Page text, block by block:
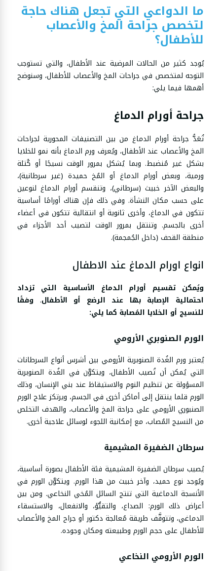
ما الدواعي التي تجعل هناك حاجة
لتخصص جراحة المخ والأعصاب
للأطفال؟
يُوجد كثير من الحالات المرضية عند الأطفال، والتي تستوجب
التوجه لمتخصص في جراحات المخ والأعصاب للأطفال، وسنوضح
أهمها فيما يلي:
جراحة أورام الدماغ
تُعَدُّ جراحة أورام الدماغ من بين التصنيفات المحورية لجراحات
المخ والأعصاب عند الأطفال، ويُعرف ورم الدماغ بأنه نمو للخلايا
بشكل غير مُنضبط. وبما يُشكل بمرور الوقت نسيجًا أو كُتلة
ورمية، وبعض أورام الدماغ أو المُخ حميدة (غير سرطانية)،
والبعض الآخر خبيث (سرطاني)، وتنقسم أورام الدماغ لنوعين
على حسب مكان النشأة. وفي ذلك فإن هناك أورامًا أساسية
تتكون في الدماغ، وأخرى ثانوية أو انتقالية تتكون في أعضاء
أخرى بالجسم. وتنتقل بمرور الوقت لتصيب أحد الأجزاء في
منطقة القحف (داخل الجُمجمة).
انواع اورام الدماغ عند الاطفال
ويُمكن تقسيم أورام الدماغ الأساسية التي تزداد
احتمالية الإصابة بها عند الرضع أو الأطفال. وفقًا
للنسيج أو الخلايا المُصابة كما يلي:
الورم الصنوبري الأرومي
يُعتبر ورم الغُدة الصنوبرية الأرومي بين أشرس أنواع السرطانات
التي يُمكن أن تُصيب الأطفال، ويتكوَّن في الغُدة الصنوبرية
المسؤولة عن تنظيم النوم والاستيقاظ عند بني الإنسان، وذلك
الورم قلما ينتقل إلى أماكن أخرى في الجسم، ويرتكز علاج الورم
الصنبوري الأرومي على جراحة المخ والأعصاب، والهدف التخلص
من النسيج المُصاب، مع إمكانية اللجوء لوسائل علاجية أخرى.
سرطان الضفيرة المشيمية
يُصيب سرطان الضفيرة المشيمية فئة الأطفال بصورة أساسية،
ويُوجد نوع حميد، وآخر خبيث من هذا الورم. ويتكوَّن الورم في
الأنسجة الدماغية التي تنتج السائل المُخي النخاعي. ومن بين
أعراض ذلك الورم: الصداع، والتقيُّؤ، والانفعال، والاستسقاء
الدماغي، وتتوقَّف طريقة مُعالجة دكتور أو جراح المخ والأعصاب
للأطفال على حجم الورم وطبيعته ومكان وجوده.
الورم الأرومي النخاعي